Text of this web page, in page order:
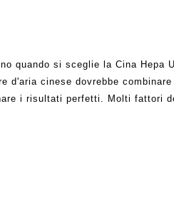
quando si sceglie la Cina Hepa
d'aria cinese dovrebbe
i risultati perfetti. Molti fattori